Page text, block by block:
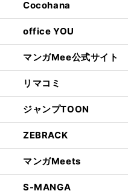
Cocohana
office YOU
マンガMee公式サイト
リマコミ
ジャンプTOON
ZEBRACK
マンガMeets
S-MANGA